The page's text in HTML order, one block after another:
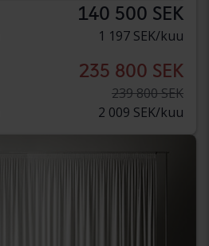
140 500 SEK
1 197 SEK/kuu
235 800 SEK
239 800 SEK
2 009 SEK/kuu